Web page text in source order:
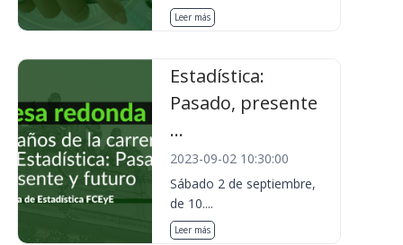
Leer más
Estadística:
Pasado, presente
...
2023-09-02 10:30:00
Sábado 2 de septiembre,
de 10....
Leer más